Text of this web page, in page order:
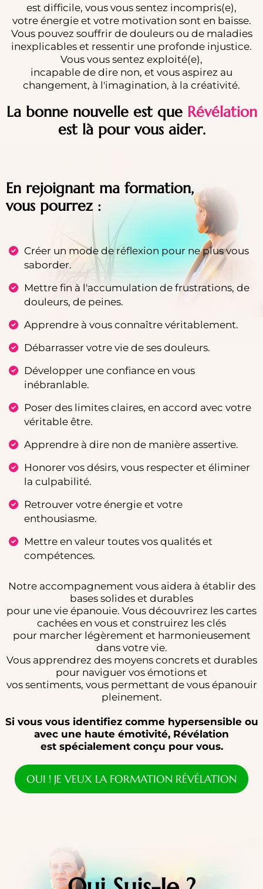
est difficile, vous vous sentez incompris(e),
votre énergie et votre motivation sont en baisse.
Vous pouvez souffrir de douleurs ou de maladies
inexplicables et ressentir une profonde injustice.
Vous vous sentez exploité(e),
incapable de dire non, et vous aspirez au
changement, à l'imagination, à la créativité.
La bonne nouvelle est que Révélation
est là pour vous aider.
En rejoignant ma formation,
vous pourrez :
Créer un mode de réflexion pour ne plus vous
saborder.
Mettre fin à l'accumulation de frustrations, de
douleurs, de peines.
Apprendre à vous connaître véritablement.
Débarrasser votre vie de ses douleurs.
Développer une confiance en vous
inébranlable.
Poser des limites claires, en accord avec votre
véritable être.
Apprendre à dire non de manière assertive.
Honorer vos désirs, vous respecter et éliminer
la culpabilité.
Retrouver votre énergie et votre
enthousiasme.
Mettre en valeur toutes vos qualités et
compétences.
Notre accompagnement vous aidera à établir des
bases solides et durables
pour une vie épanouie. Vous découvrirez les cartes
cachées en vous et construirez les clés
pour marcher légèrement et harmonieusement
dans votre vie.
Vous apprendrez des moyens concrets et durables
pour naviguer vos émotions et
vos sentiments, vous permettant de vous épanouir
pleinement.
Si vous vous identifiez comme hypersensible ou
avec une haute émotivité, Révélation
est spécialement conçu pour vous.
OUI ! JE VEUX LA FORMATION RÉVÉLATION